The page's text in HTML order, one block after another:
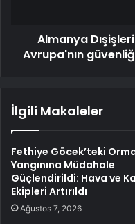
Almanya
Avrupa'nın
İlgili Makaleler
Fethiye Göcek’teki
Yangınına Müdahale
Güçlendirildi: Hava ve
Ekipleri Artırıldı
Ağustos 7, 2026